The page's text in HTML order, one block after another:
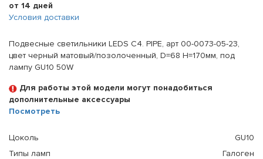
от 14 дней
Условия доставки
Подвесные светильники LEDS C4. PIPE, арт 00-0073-05-23,
цвет черный матовый/позолоченный, D=68 H=170мм, под
лампу GU10 50W
Для работы этой модели могут понадобиться
дополнительные аксессуары
Посмотреть
Цоколь
GU10
Типы ламп
Галоген